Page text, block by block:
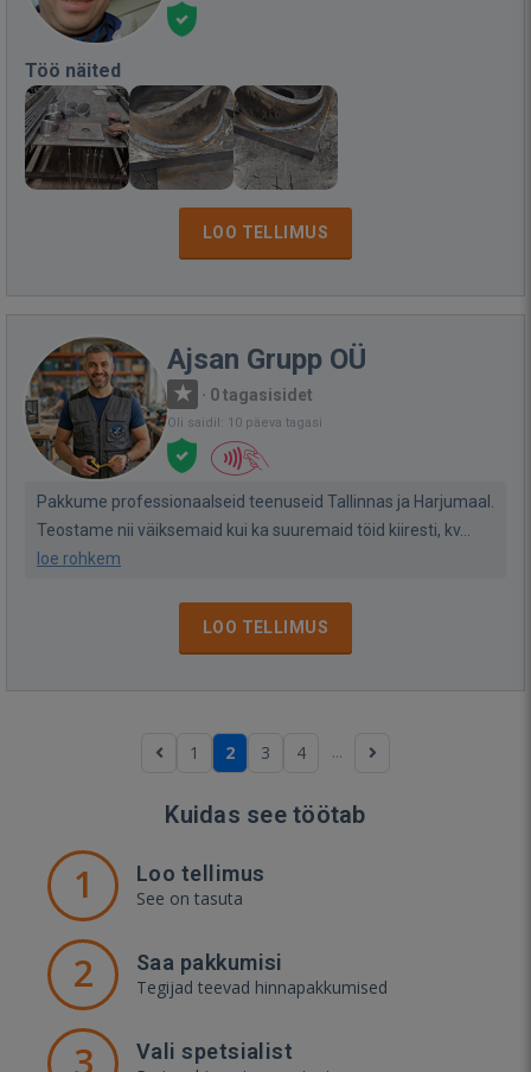
Töö näited
LOO TELLIMUS
Ajsan Grupp OÜ
· 0 tagasisidet
Oli saidil: 10 päeva tagasi
Pakkume professionaalseid teenuseid Tallinnas ja Harjumaal.
Teostame nii väiksemaid kui ka suuremaid töid kiiresti, kv...
loe rohkem
LOO TELLIMUS
1 2 3 4 ...
Kuidas see töötab
1 Loo tellimus
See on tasuta
2 Saa pakkumisi
Tegijad teevad hinnapakkumised
3 Vali spetsialist